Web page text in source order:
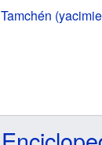
Tamchén